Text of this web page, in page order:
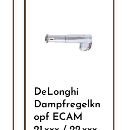
DeLonghi
Dampfregelkn
opf ECAM